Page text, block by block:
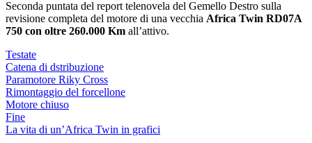
Seconda puntata del report telenovela del Gemello Destro sulla
revisione completa del motore di una vecchia Africa Twin RD07A
750 con oltre 260.000 Km all’attivo.
Testate
Catena di dstribuzione
Paramotore Riky Cross
Rimontaggio del forcellone
Motore chiuso
Fine
La vita di un’Africa Twin in grafici